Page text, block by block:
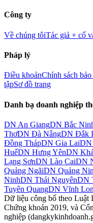
Công ty
Về chúng tôiTác giả + cố
Pháp lý
Điều khoảnChính sách bảo
tậpSơ đồ trang
Danh bạ doanh nghiệp
DN An GiangDN Bắc
ThơDN Đà NẵngDN Đắk
Đồng ThápDN Gia LaiDN
HuếDN Hưng YênDN
Lạng SơnDN Lào CaiDN
Quảng NgãiDN Quảng
NinhDN Thái NguyênDN
Tuyên QuangDN Vĩnh
Dữ liệu công bố theo Luật
Chứng khoán 2019, và
nghiệp